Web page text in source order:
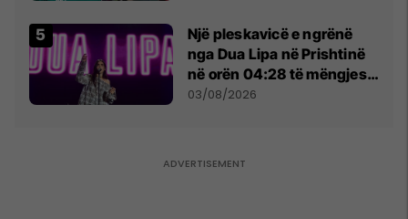
Një pleskavicë e ngrënë
nga Dua Lipa në Prishtinë
në orën 04:28 të mëngjesit
- dhe bota digjitale serbe
03/08/2026